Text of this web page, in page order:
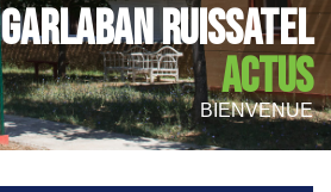
GARLABAN RUISSATEL
ACTUS
BIENVENUE